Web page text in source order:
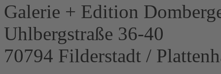
Galerie + Edition
Uhlbergstraße 36-40
70794 Filderstadt /